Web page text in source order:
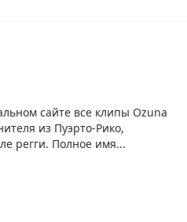
сайте все клипы Ozuna
из Пуэрто-Рико,
регги. Полное имя...